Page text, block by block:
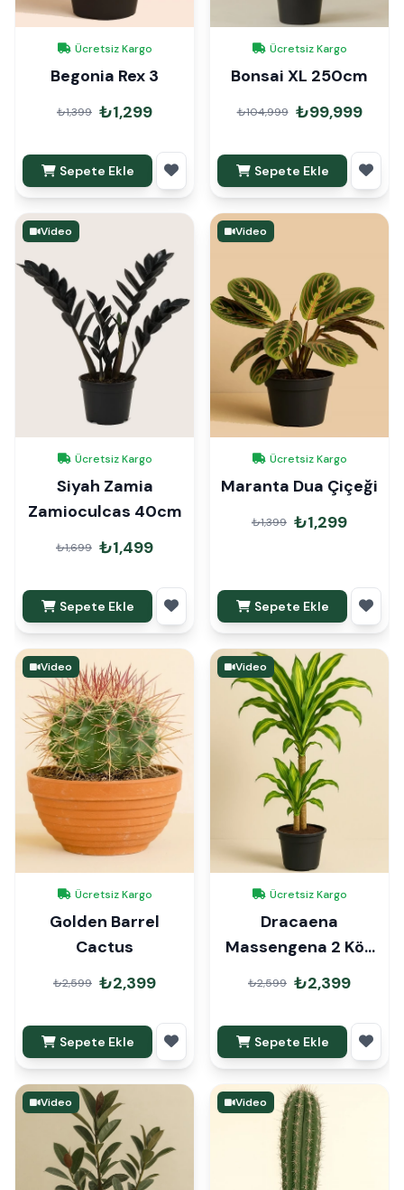
Ücretsiz Kargo
Begonia Rex 3
₺1,399 ₺1,299
Sepete Ekle
Ücretsiz Kargo
Bonsai XL 250cm
₺104,999 ₺99,999
Sepete Ekle
Video
Ücretsiz Kargo
Siyah Zamia
Zamioculcas 40cm
₺1,699 ₺1,499
Sepete Ekle
Video
Ücretsiz Kargo
Maranta Dua Çiçeği
₺1,399 ₺1,299
Sepete Ekle
Video
Ücretsiz Kargo
Golden Barrel
Cactus
₺2,599 ₺2,399
Sepete Ekle
Video
Ücretsiz Kargo
Dracaena
Massengena 2 Kök
90cm
₺2,599 ₺2,399
Sepete Ekle
Video Video